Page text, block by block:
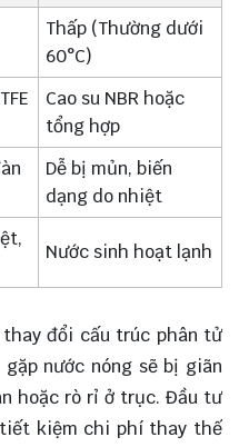
Thấp (Thường dưới
60°C)
Cao su NBR hoặc
tổng hợp
Dễ bị mủn, biến
dạng do nhiệt
Nước sinh hoạt lạnh
đổi cấu trúc phân tử
nước nóng sẽ bị giãn
hoặc rò rỉ ở trục. Đầu tư
kiệm chi phí thay thế